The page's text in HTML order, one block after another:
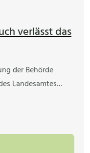
verlässt das
der Behörde
Landesamtes…